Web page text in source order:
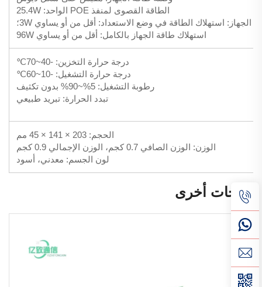
الطاقة القصوى لمنفذ POE الواحد: 25.4W
استهلاك طاقة الجهاز: استهلاك الطاقة في وضع الاستعداد: أقل من أو يساوي 3W؛
استهلاك طاقة الجهاز بالكامل: أقل من أو يساوي 96W
درجة حرارة التخزين: -40~70℃
درجة حرارة التشغيل: -10~60℃
رطوبة التشغيل: 5%~90% بدون تكثيف
تبدد الحرارة: تبريد طبيعي
الحجم: 203 × 141 × 45 مم
الوزن: الوزن الصافي 0.7 كجم، الوزن الإجمالي 0.9 كجم
لون الجسم: معدني، أسود
منتجات أخرى